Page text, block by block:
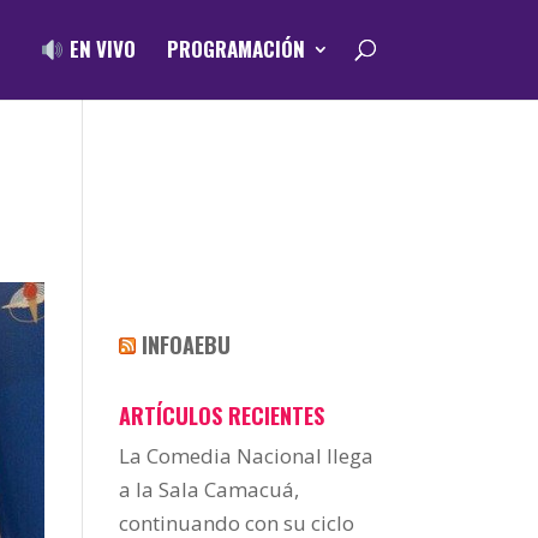
EN VIVO PROGRAMACIÓN
INFOAEBU
ARTÍCULOS RECIENTES
La Comedia Nacional llega
a la Sala Camacuá,
continuando con su ciclo